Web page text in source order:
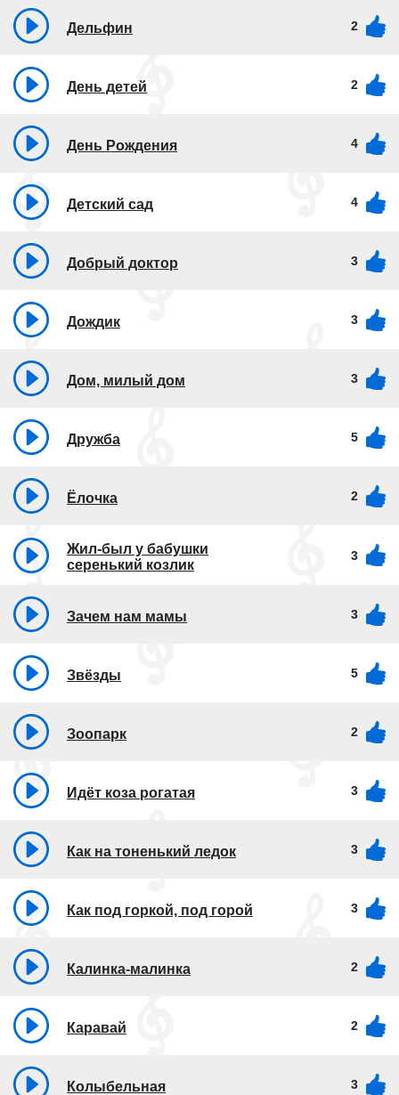
Дельфин 2
День детей 2
День Рождения 4
Детский сад 4
Добрый доктор 3
Дождик 3
Дом, милый дом 3
Дружба 5
Ёлочка 2
Жил-был у бабушки
серенький козлик
3
Зачем нам мамы 3
Звёзды 5
Зоопарк 2
Идёт коза рогатая 3
Как на тоненький ледок 3
Как под горкой, под горой 3
Калинка-малинка 2
Каравай 2
Колыбельная 3